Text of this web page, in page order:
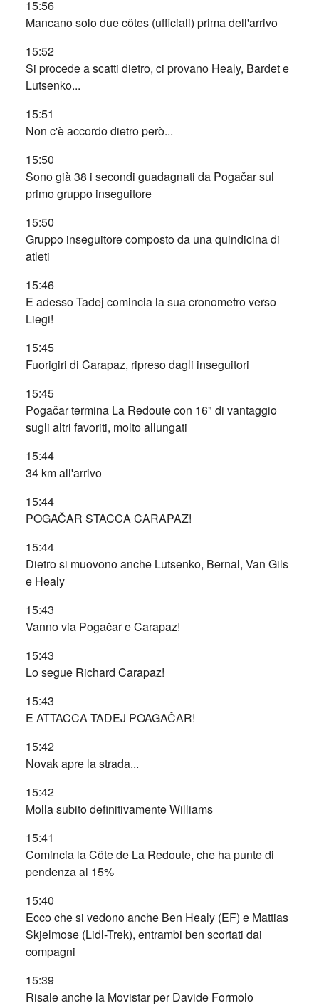
15:56
Mancano solo due côtes (ufficiali) prima dell'arrivo
15:52
Si procede a scatti dietro, ci provano Healy, Bardet e
Lutsenko...
15:51
Non c'è accordo dietro però...
15:50
Sono già 38 i secondi guadagnati da Pogačar sul
primo gruppo inseguitore
15:50
Gruppo inseguitore composto da una quindicina di
atleti
15:46
E adesso Tadej comincia la sua cronometro verso
Liegi!
15:45
Fuorigiri di Carapaz, ripreso dagli inseguitori
15:45
Pogačar termina La Redoute con 16" di vantaggio
sugli altri favoriti, molto allungati
15:44
34 km all'arrivo
15:44
POGAČAR STACCA CARAPAZ!
15:44
Dietro si muovono anche Lutsenko, Bernal, Van Gils
e Healy
15:43
Vanno via Pogačar e Carapaz!
15:43
Lo segue Richard Carapaz!
15:43
E ATTACCA TADEJ POAGAČAR!
15:42
Novak apre la strada...
15:42
Molla subito definitivamente Williams
15:41
Comincia la Côte de La Redoute, che ha punte di
pendenza al 15%
15:40
Ecco che si vedono anche Ben Healy (EF) e Mattias
Skjelmose (Lidl-Trek), entrambi ben scortati dai
compagni
15:39
Risale anche la Movistar per Davide Formolo